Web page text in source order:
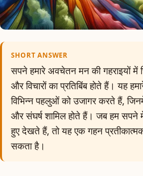
SHORT ANSWER
सपने हमारे अवचेतन मन की गहराइयों में
और विचारों का प्रतिबिंब होते हैं। यह
विभिन्न पहलुओं को उजागर करते हैं,
और संघर्ष शामिल होते हैं। जब हम सपने
हुए देखते हैं, तो यह एक गहन
सकता है।